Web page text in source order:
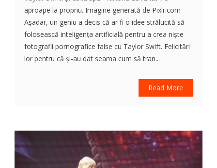
aproape la propriu. Imagine generată de Pixlr.com
Așadar, un geniu a decis că ar fi o idee strălucită să
folosească inteligența artificială pentru a crea niște
fotografii pornografice false cu Taylor Swift. Felicitări
lor pentru că și-au dat seama cum să tran...
Read More